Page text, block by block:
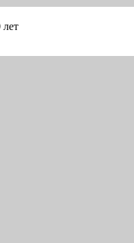
лет